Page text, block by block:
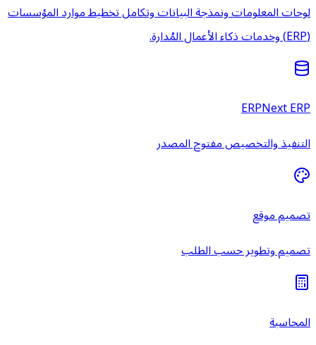
لوحات المعلومات ونمذجة البيانات وتكامل تخطيط موارد المؤسسات
(ERP) وخدمات ذكاء الأعمال المُدارة.
ERPNext ERP
التنفيذ والتخصيص مفتوح المصدر
تصميم موقع
تصميم وتطوير حسب الطلب
المحاسبة